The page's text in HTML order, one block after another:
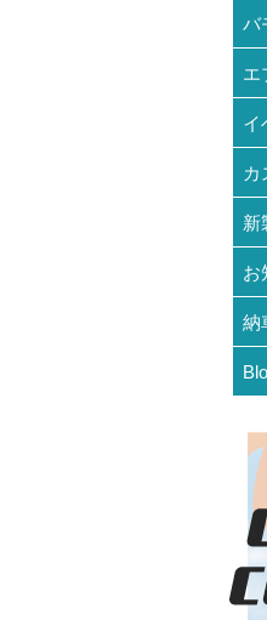
バ
エ
イ
カ
新
お
納